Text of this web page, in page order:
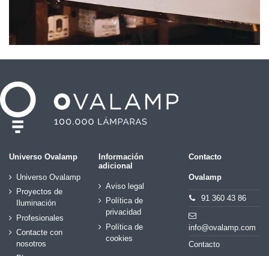
Universo Ovalamp
Universo Ovalamp
Proyectos de
Iluminación
Profesionales
Contacte con
nosotros
Información
adicional
Aviso legal
Política de
privacidad
Política de
cookies
Contacto
Ovalamp
91 360 43 86
info@ovalamp.com
Contacto